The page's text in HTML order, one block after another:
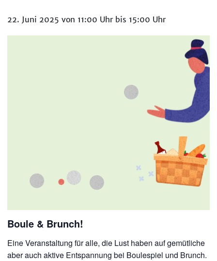
22. Juni 2025 von 11:00 Uhrbis 15:00 Uhr
Boule & Brunch!
Eine Veranstaltung für alle, die Lust haben auf gemütliche
aber auch aktive Entspannung bei Boulespiel und Brunch.